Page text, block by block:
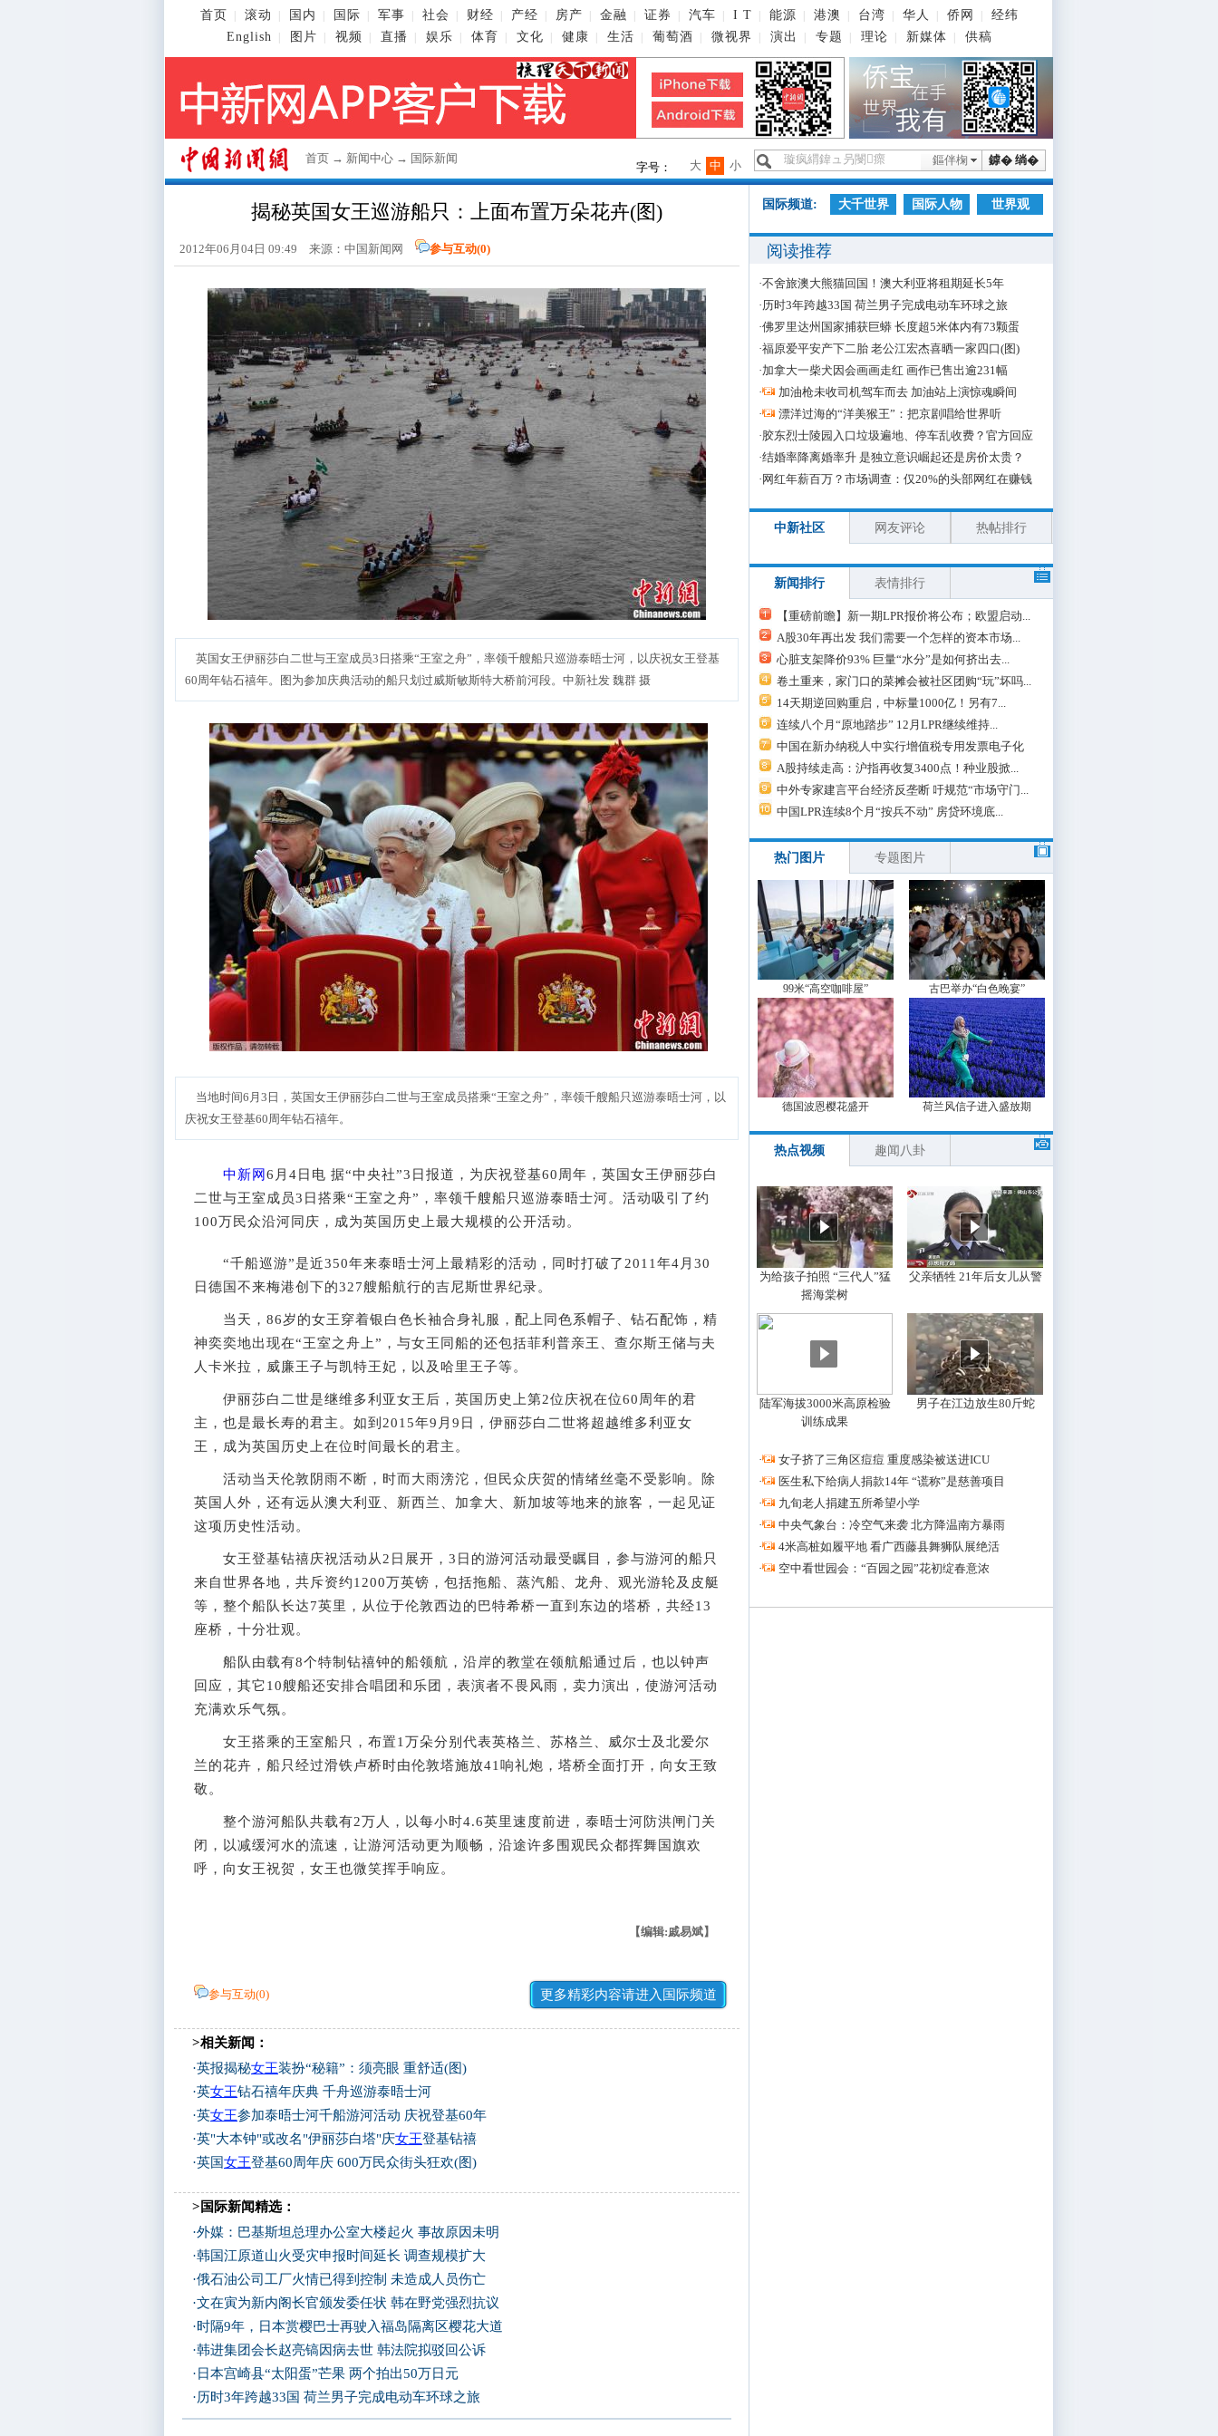
首页 滚动 国内 国际 军事 社会 财经 产经 房产 金融 证券 汽车 I T 能源 港澳 台湾 华人 侨网
经纬
English
图片 视频 直播 娱乐 体育 文化 健康 生活 葡萄酒 微视界 演出 专题 理论 新媒体 供稿
首页 → 新闻中心 → 国际新闻 鎼� 绱�
鏂伴椈
字号： 小
中
大
揭秘英国女王巡游船只：上面布置万朵花卉(图)
2012年06月04日 09:49 来源： 中国新闻网 参与互动(0)
英国女王伊丽莎白二世与王室成员3日搭乘“王室之舟”，率领千艘船只巡游泰晤士河，以庆祝女王登基
60周年钻石禧年。图为参加庆典活动的船只划过威斯敏斯特大桥前河段。中新社发 魏群 摄
当地时间6月3日，英国女王伊丽莎白二世与王室成员搭乘“王室之舟”，率领千艘船只巡游泰晤士河，以
庆祝女王登基60周年钻石禧年。
中新网 6月4日电 据“中央社”3日报道，为庆祝登基60周年，英国女王伊丽莎白
二世与王室成员3日搭乘“王室之舟”，率领千艘船只巡游泰晤士河。活动吸引了约
100万民众沿河同庆，成为英国历史上最大规模的公开活动。
“千船巡游”是近350年来泰晤士河上最精彩的活动，同时打破了2011年4月30
日德国不来梅港创下的327艘船航行的吉尼斯世界纪录。
当天，86岁的女王穿着银白色长袖合身礼服，配上同色系帽子、钻石配饰，精
神奕奕地出现在“王室之舟上”，与女王同船的还包括菲利普亲王、查尔斯王储与夫
人卡米拉，威廉王子与凯特王妃，以及哈里王子等。
伊丽莎白二世是继维多利亚女王后，英国历史上第2位庆祝在位60周年的君
主，也是最长寿的君主。如到2015年9月9日，伊丽莎白二世将超越维多利亚女
王，成为英国历史上在位时间最长的君主。
活动当天伦敦阴雨不断，时而大雨滂沱，但民众庆贺的情绪丝毫不受影响。除
英国人外，还有远从澳大利亚、新西兰、加拿大、新加坡等地来的旅客，一起见证
这项历史性活动。
女王登基钻禧庆祝活动从2日展开，3日的游河活动最受瞩目，参与游河的船只
来自世界各地，共斥资约1200万英镑，包括拖船、蒸汽船、龙舟、观光游轮及皮艇
等，整个船队长达7英里，从位于伦敦西边的巴特希桥一直到东边的塔桥，共经13
座桥，十分壮观。
船队由载有8个特制钻禧钟的船领航，沿岸的教堂在领航船通过后，也以钟声
回应，其它10艘船还安排合唱团和乐团，表演者不畏风雨，卖力演出，使游河活动
充满欢乐气氛。
女王搭乘的王室船只，布置1万朵分别代表英格兰、苏格兰、威尔士及北爱尔
兰的花卉，船只经过滑铁卢桥时由伦敦塔施放41响礼炮，塔桥全面打开，向女王致
敬。
整个游河船队共载有2万人，以每小时4.6英里速度前进，泰晤士河防洪闸门关
闭，以减缓河水的流速，让游河活动更为顺畅，沿途许多围观民众都挥舞国旗欢
呼，向女王祝贺，女王也微笑挥手响应。
【编辑:戚易斌】
参与互动(0) 更多精彩内容请进入国际频道
>相关新闻：
·英报揭秘女王装扮“秘籍”：须亮眼 重舒适(图)
·英女王钻石禧年庆典 千舟巡游泰晤士河
·英女王参加泰晤士河千船游河活动 庆祝登基60年
·英"大本钟"或改名"伊丽莎白塔"庆女王登基钻禧
·英国女王登基60周年庆 600万民众街头狂欢(图)
>国际新闻精选：
·外媒：巴基斯坦总理办公室大楼起火 事故原因未明
·韩国江原道山火受灾申报时间延长 调查规模扩大
·俄石油公司工厂火情已得到控制 未造成人员伤亡
·文在寅为新内阁长官颁发委任状 韩在野党强烈抗议
·时隔9年，日本赏樱巴士再驶入福岛隔离区樱花大道
·韩进集团会长赵亮镐因病去世 韩法院拟驳回公诉
· 日本宫崎县“太阳蛋”芒果 两个拍出50万日元
·历时3年跨越33国 荷兰男子完成电动车环球之旅
国际频道: 大千世界 国际人物 世界观
阅读推荐
·不舍旅澳大熊猫回国！澳大利亚将租期延长5年
·历时3年跨越33国 荷兰男子完成电动车环球之旅
·佛罗里达州国家捕获巨蟒 长度超5米体内有73颗蛋
·福原爱平安产下二胎 老公江宏杰喜晒一家四口(图)
·加拿大一柴犬因会画画走红 画作已售出逾231幅
·
加油枪未收司机驾车而去 加油站上演惊魂瞬间
·
漂洋过海的“洋美猴王”：把京剧唱给世界听
·胶东烈士陵园入口垃圾遍地、停车乱收费？官方回应
·结婚率降离婚率升 是独立意识崛起还是房价太贵？
· 网红年薪百万？市场调查：仅20%的头部网红在赚钱
中新社区 网友评论 热帖排行
新闻排行 表情排行
【重磅前瞻】新一期LPR报价将公布；欧盟启动...
A股30年再出发 我们需要一个怎样的资本市场...
心脏支架降价93% 巨量“水分”是如何挤出去...
卷土重来，家门口的菜摊会被社区团购“玩”坏吗...
14天期逆回购重启，中标量1000亿！另有7...
连续八个月“原地踏步” 12月LPR继续维持...
中国在新办纳税人中实行增值税专用发票电子化
A股持续走高：沪指再收复3400点！种业股掀...
中外专家建言平台经济反垄断 吁规范“市场守门...
中国LPR连续8个月“按兵不动” 房贷环境底...
热门图片 专题图片
99米“高空咖啡屋” 古巴举办“白色晚宴”
德国波恩樱花盛开 荷兰风信子进入盛放期
热点视频 趣闻八卦
为给孩子拍照 “三代人”猛
摇海棠树
父亲牺牲 21年后女儿从警
陆军海拔3000米高原检验
训练成果
男子在江边放生80斤蛇
·
女子挤了三角区痘痘 重度感染被送进ICU
·
医生私下给病人捐款14年 “谎称”是慈善项目
·
九旬老人捐建五所希望小学
·
中央气象台：冷空气来袭 北方降温南方暴雨
·
4米高桩如履平地 看广西藤县舞狮队展绝活
·
空中看世园会：“百园之园”花初绽春意浓